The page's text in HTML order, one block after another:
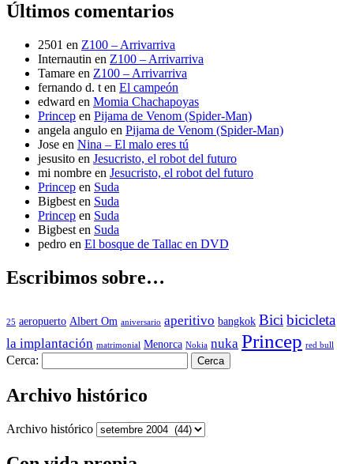
Últimos comentarios
2501 en Z100 – Arrivarriva
Internautin en Z100 – Arrivarriva
Tamare en Z100 – Arrivarriva
fernando d. t en El campeón
edward en Momia Chachapoyas
Princep en Pijama de Venom (Spider-Man)
angela angulo en Pijama de Venom (Spider-Man)
Jose en Nina – El malo eres tú
jesusito en Jesucristo, el robot del futuro
mi nombre en Jesucristo, el robot del futuro
Princep en Suda
Bigbest en Suda
Princep en Suda
Bigbest en Suda
pedro en El bosque de Tallac en DVD
Escribimos sobre…
25 aeropuerto Albert Om aniversario aperitivo bangkok Bici bicicleta
la implantación matrimonial Menorca Nokia nuka Princep red bull
Cerca:
Archivo histórico
Archivo histórico